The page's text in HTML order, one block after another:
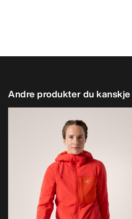
Andre produkter du